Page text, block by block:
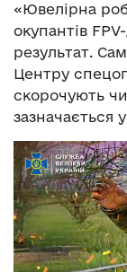
«Ювелірна
окупантів
результат.
Центру
скорочують
зазначається